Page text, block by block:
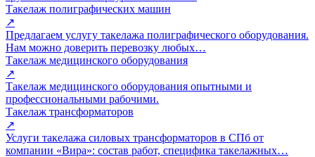
Такелаж полиграфических машин
↗
Предлагаем услугу такелажа полиграфического оборудования.
Нам можно доверить перевозку любых…
Такелаж медицинского оборудования
↗
Такелаж медицинского оборудования опытными и
профессиональными рабочими.
Такелаж трансформаторов
↗
Услуги такелажа силовых трансформаторов в СПб от
компании «Вира»: состав работ, специфика такелажных…